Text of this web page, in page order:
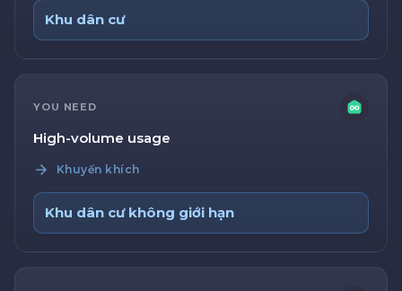
Khu dân cư
YOU NEED
High-volume usage
Khuyến khích
Khu dân cư không giới hạn